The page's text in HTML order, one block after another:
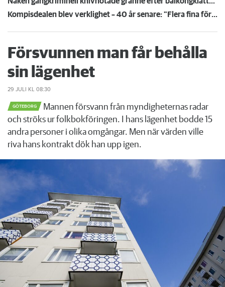
Kompisdealen blev verklighet – 40 år senare: "Flera fina fördelar med att dela bostad"
Försvunnen man får behålla
sin lägenhet
29 JULI KL 08:30
GÖTEBORG
Mannen försvann från myndigheternas radar
och ströks ur folkbokföringen. I hans lägenhet bodde 15
andra personer i olika omgångar. Men när värden ville
riva hans kontrakt dök han upp igen.